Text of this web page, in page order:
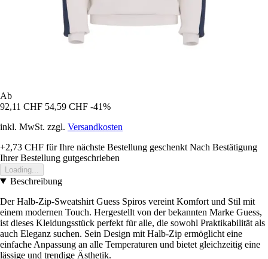
Ab
92,11 CHF 54,59 CHF -41%
inkl. MwSt. zzgl. Versandkosten
+2,73 CHF für Ihre nächste Bestellung geschenkt Nach Bestätigung
Ihrer Bestellung gutgeschrieben
Loading...
Beschreibung
Der Halb-Zip-Sweatshirt Guess Spiros vereint Komfort und Stil mit
einem modernen Touch. Hergestellt von der bekannten Marke Guess,
ist dieses Kleidungsstück perfekt für alle, die sowohl Praktikabilität als
auch Eleganz suchen. Sein Design mit Halb-Zip ermöglicht eine
einfache Anpassung an alle Temperaturen und bietet gleichzeitig eine
lässige und trendige Ästhetik.